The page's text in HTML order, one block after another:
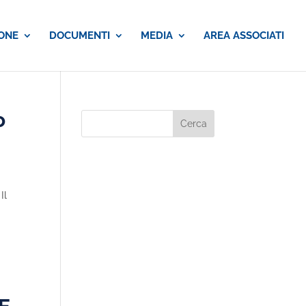
DOCUMENTI MEDIA AREA ASSOCIATI
Il